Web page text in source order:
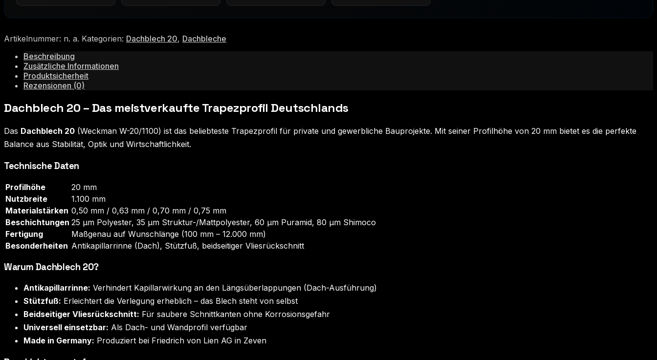
Artikelnummer: n. a. Kategorien: Dachblech 20, Dachbleche
Beschreibung
Zusätzliche Informationen
Produktsicherheit
Rezensionen (0)
Dachblech 20 – Das meistverkaufte Trapezprofil Deutschlands
Das Dachblech 20 (Weckman W-20/1100) ist das beliebteste Trapezprofil für private und gewerbliche Bauprojekte. Mit seiner Profilhöhe von 20 mm bietet es die perfekte
Balance aus Stabilität, Optik und Wirtschaftlichkeit.
Technische Daten
Profilhöhe
20 mm
Nutzbreite
1.100 mm
Materialstärken 0,50 mm / 0,63 mm / 0,70 mm / 0,75 mm
Beschichtungen 25 µm Polyester, 35 µm Struktur-/Mattpolyester, 60 µm Puramid, 80 µm Shimoco
Fertigung
Maßgenau auf Wunschlänge (100 mm – 12.000 mm)
Besonderheiten Antikapillarrinne (Dach), Stützfuß, beidseitiger Vliesrückschnitt
Warum Dachblech 20?
Antikapillarrinne: Verhindert Kapillarwirkung an den Längsüberlappungen (Dach-Ausführung)
Stützfuß: Erleichtert die Verlegung erheblich – das Blech steht von selbst
Beidseitiger Vliesrückschnitt: Für saubere Schnittkanten ohne Korrosionsgefahr
Universell einsetzbar: Als Dach- und Wandprofil verfügbar
Made in Germany: Produziert bei Friedrich von Lien AG in Zeven